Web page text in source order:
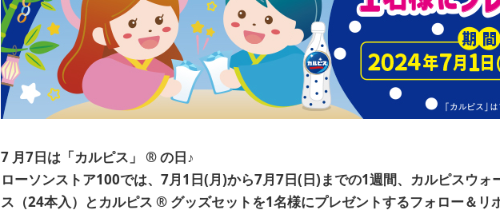
7 月7日は「カルピス」 ®の日♪
ローソンストア100では、7月1日(月)から7月7日(日)までの1週間、カルピスウォ
ス（24本入）とカルピス ® グッズセットを1名様にプレゼントするフォロー＆リ